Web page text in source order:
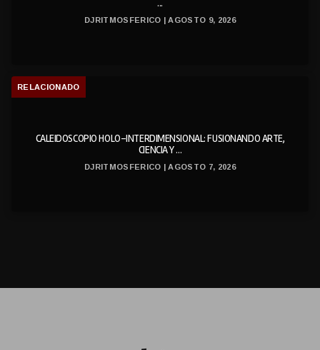
...
DJRITMOSFERICO | AGOSTO 9, 2026
RELACIONADO
CALEIDOSCOPIO HOLO-INTERDIMENSIONAL: FUSIONANDO ARTE,
CIENCIA Y ...
DJRITMOSFERICO | AGOSTO 7, 2026